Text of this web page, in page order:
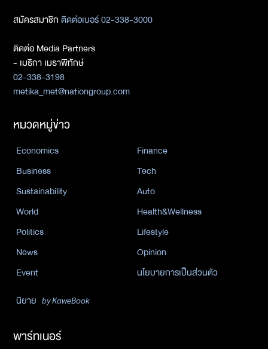
สมัครสมาชิกติดต่อเบอร์ 02-338-3000
ติดต่อ Media Partners
- เมธิกา เมธาพิทักษ์
02-338-3198
metika_met@nationgroup.com
หมวดหมู่ข่าว
Economics
Finance
Business
Tech
Sustainability
Auto
World
Health&Wellness
Politics
Lifestyle
News
Opinion
Event
นโยบายการเป็นส่วนตัว
นิยาย by KaweBook
พาร์ทเนอร์